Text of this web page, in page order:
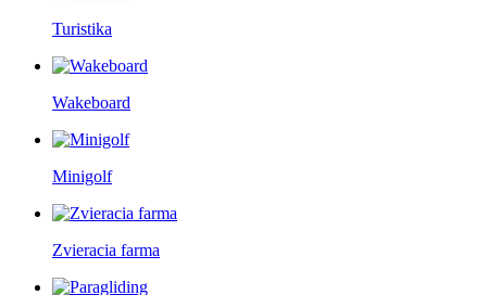
Turistika
Wakeboard
Minigolf
Zvieracia farma